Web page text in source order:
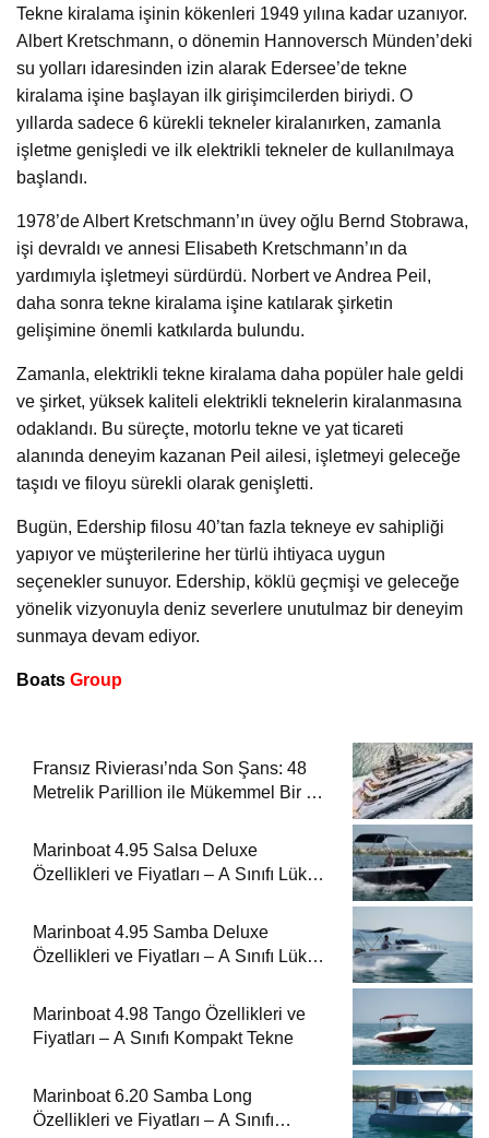
Tekne kiralama işinin kökenleri 1949 yılına kadar uzanıyor.
Albert Kretschmann, o dönemin Hannoversch Münden’deki
su yolları idaresinden izin alarak Edersee’de tekne
kiralama işine başlayan ilk girişimcilerden biriydi. O
yıllarda sadece 6 kürekli tekneler kiralanırken, zamanla
işletme genişledi ve ilk elektrikli tekneler de kullanılmaya
başlandı.
1978’de Albert Kretschmann’ın üvey oğlu Bernd Stobrawa,
işi devraldı ve annesi Elisabeth Kretschmann’ın da
yardımıyla işletmeyi sürdürdü. Norbert ve Andrea Peil,
daha sonra tekne kiralama işine katılarak şirketin
gelişimine önemli katkılarda bulundu.
Zamanla, elektrikli tekne kiralama daha popüler hale geldi
ve şirket, yüksek kaliteli elektrikli teknelerin kiralanmasına
odaklandı. Bu süreçte, motorlu tekne ve yat ticareti
alanında deneyim kazanan Peil ailesi, işletmeyi geleceğe
taşıdı ve filoyu sürekli olarak genişletti.
Bugün, Edership filosu 40’tan fazla tekneye ev sahipliği
yapıyor ve müşterilerine her türlü ihtiyaca uygun
seçenekler sunuyor. Edership, köklü geçmişi ve geleceğe
yönelik vizyonuyla deniz severlere unutulmaz bir deneyim
sunmaya devam ediyor.
Boats Group
Fransız Rivierası’nda Son Şans: 48
Metrelik Parillion ile Mükemmel Bir Yat
Marinboat 4.95 Salsa Deluxe
Özellikleri ve Fiyatları – A Sınıfı Lüks
Marinboat 4.95 Samba Deluxe
Özellikleri ve Fiyatları – A Sınıfı Lüks
Marinboat 4.98 Tango Özellikleri ve
Fiyatları – A Sınıfı Kompakt Tekne
Marinboat 6.20 Samba Long
Özellikleri ve Fiyatları – A Sınıfı